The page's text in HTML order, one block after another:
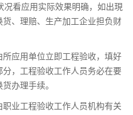
看应用实际效果明确，如出現
、理赔、生产加工企业担负财
应用单位立即工程验收，填好
，工程验收工作人员务必在要
办理手续。
业工程验收工作人员机构有关